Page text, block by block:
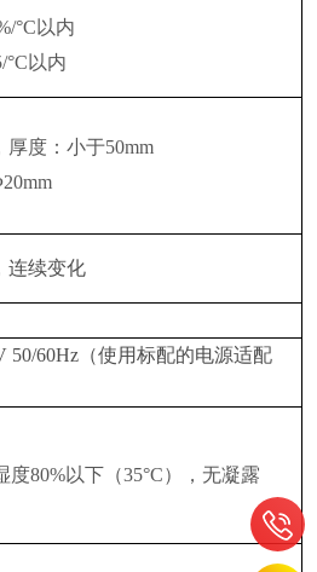
°C 以内
°C 以内
厚度：小于50mm
连续变化
50/60Hz （使用标配的电源适配
度80%以下（35°C），无凝露